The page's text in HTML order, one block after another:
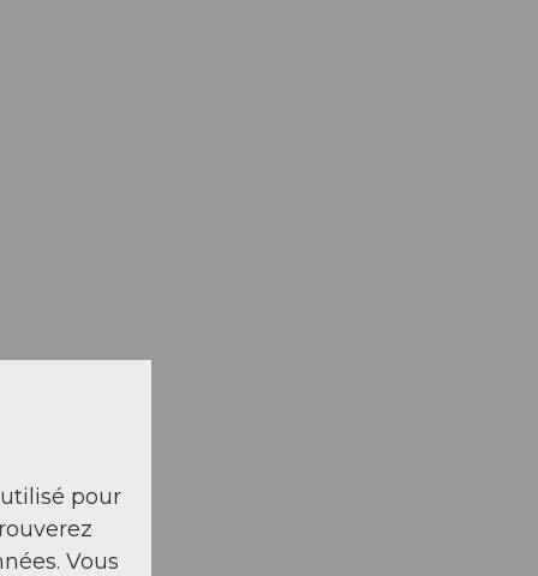
pour
Vous